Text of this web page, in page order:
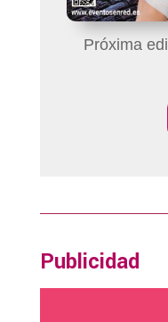
Próxima
Publicidad